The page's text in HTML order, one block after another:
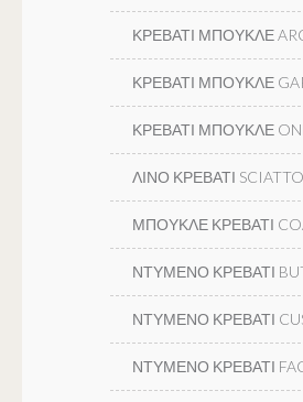
ΚΡΕΒΑΤΙ ΜΠΟΥΚΛΕ
ΚΡΕΒΑΤΙ ΜΠΟΥΚΛΕ
ΚΡΕΒΑΤΙ ΜΠΟΥΚΛΕ
ΛΙΝΟ ΚΡΕΒΑΤΙ SCIATTO
ΜΠΟΥΚΛΕ ΚΡΕΒΑΤΙ
ΝΤΥΜΕΝΟ ΚΡΕΒΑΤΙ
ΝΤΥΜΕΝΟ ΚΡΕΒΑΤΙ
ΝΤΥΜΕΝΟ ΚΡΕΒΑΤΙ